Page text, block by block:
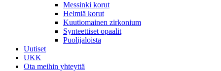
Messinki korut
Helmiä korut
Kuutiomainen zirkonium
Synteettiset opaalit
Puolijaloista
Uutiset
UKK
Ota meihin yhteyttä